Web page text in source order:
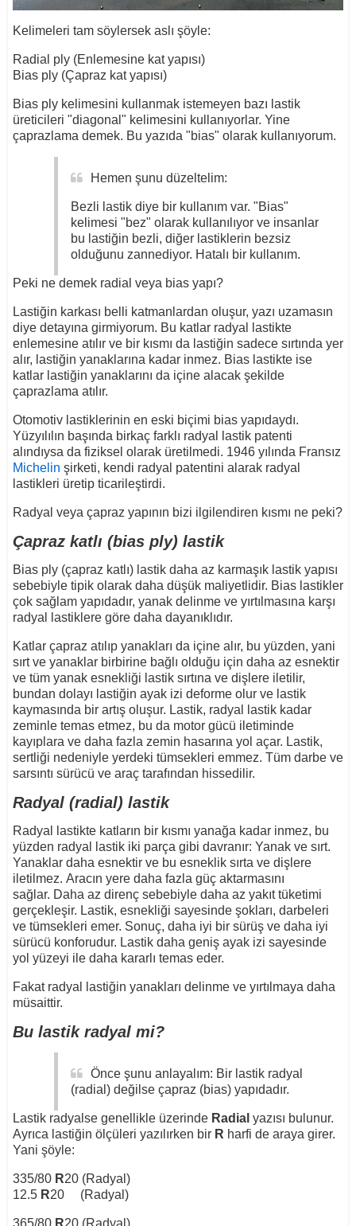
Kelimeleri tam söylersek aslı şöyle:
Radial ply (Enlemesine kat yapısı)
Bias ply (Çapraz kat yapısı)
Bias ply kelimesini kullanmak istemeyen bazı lastik
üreticileri "diagonal" kelimesini kullanıyorlar. Yine
çaprazlama demek. Bu yazıda "bias" olarak kullanıyorum.
Hemen şunu düzeltelim:
Bezli lastik diye bir kullanım var. "Bias"
kelimesi "bez" olarak kullanılıyor ve insanlar
bu lastiğin bezli, diğer lastiklerin bezsiz
olduğunu zannediyor. Hatalı bir kullanım.
Peki ne demek radial veya bias yapı?
Lastiğin karkası belli katmanlardan oluşur, yazı uzamasın
diye detayına girmiyorum. Bu katlar radyal lastikte
enlemesine atılır ve bir kısmı da lastiğin sadece sırtında yer
alır, lastiğin yanaklarına kadar inmez. Bias lastikte ise
katlar lastiğin yanaklarını da içine alacak şekilde
çaprazlama atılır.
Otomotiv lastiklerinin en eski biçimi bias yapıdaydı.
Yüzyılılın başında birkaç farklı radyal lastik patenti
alındıysa da fiziksel olarak üretilmedi. 1946 yılında Fransız
Michelin şirketi, kendi radyal patentini alarak radyal
lastikleri üretip ticarileştirdi.
Radyal veya çapraz yapının bizi ilgilendiren kısmı ne peki?
Çapraz katlı (bias ply) lastik
Bias ply (çapraz katlı) lastik daha az karmaşık lastik yapısı
sebebiyle tipik olarak daha düşük maliyetlidir. Bias lastikler
çok sağlam yapıdadır, yanak delinme ve yırtılmasına karşı
radyal lastiklere göre daha dayanıklıdır.
Katlar çapraz atılıp yanakları da içine alır, bu yüzden, yani
sırt ve yanaklar birbirine bağlı olduğu için daha az esnektir
ve tüm yanak esnekliği lastik sırtına ve dişlere iletilir,
bundan dolayı lastiğin ayak izi deforme olur ve lastik
kaymasında bir artış oluşur. Lastik, radyal lastik kadar
zeminle temas etmez, bu da motor gücü iletiminde
kayıplara ve daha fazla zemin hasarına yol açar. Lastik,
sertliği nedeniyle yerdeki tümsekleri emmez. Tüm darbe ve
sarsıntı sürücü ve araç tarafından hissedilir.
Radyal (radial) lastik
Radyal lastikte katların bir kısmı yanağa kadar inmez, bu
yüzden radyal lastik iki parça gibi davranır: Yanak ve sırt.
Yanaklar daha esnektir ve bu esneklik sırta ve dişlere
iletilmez. Aracın yere daha fazla güç aktarmasını
sağlar. Daha az direnç sebebiyle daha az yakıt tüketimi
gerçekleşir. Lastik, esnekliği sayesinde şokları, darbeleri
ve tümsekleri emer. Sonuç, daha iyi bir sürüş ve daha iyi
sürücü konforudur. Lastik daha geniş ayak izi sayesinde
yol yüzeyi ile daha kararlı temas eder.
Fakat radyal lastiğin yanakları delinme ve yırtılmaya daha
müsaittir.
Bu lastik radyal mi?
Önce şunu anlayalım: Bir lastik radyal
(radial) değilse çapraz (bias) yapıdadır.
Lastik radyalse genellikle üzerinde Radial yazısı bulunur.
Ayrıca lastiğin ölçüleri yazılırken bir R harfi de araya girer.
Yani şöyle:
335/80 R20 (Radyal)
12.5 R20 (Radyal)
365/80 R20 (Radyal)